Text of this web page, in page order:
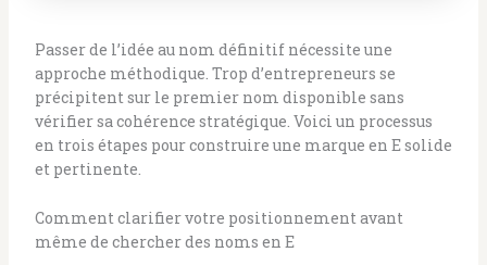
Passer de l’idée au nom définitif nécessite une
approche méthodique. Trop d’entrepreneurs se
précipitent sur le premier nom disponible sans
vérifier sa cohérence stratégique. Voici un processus
en trois étapes pour construire une marque en E solide
et pertinente.
Comment clarifier votre positionnement avant
même de chercher des noms en E